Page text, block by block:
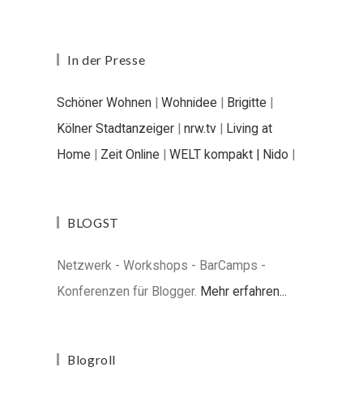
In der Presse
Schöner Wohnen | Wohnidee | Brigitte |
Kölner Stadtanzeiger | nrw.tv | Living at
Home | Zeit Online | WELT kompakt | Nido |
BLOGST
Netzwerk - Workshops - BarCamps -
Konferenzen für Blogger. Mehr erfahren...
Blogroll